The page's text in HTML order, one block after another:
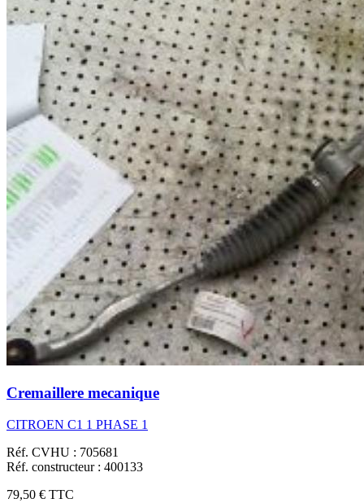
Cremaillere mecanique
CITROEN C1 1 PHASE 1
Réf. CVHU : 705681
Réf. constructeur : 400133
79,50 € TTC